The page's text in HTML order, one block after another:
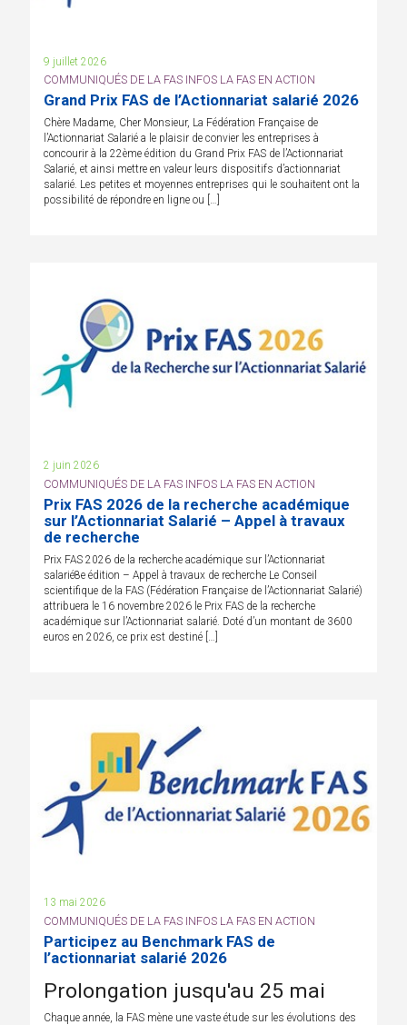
9 juillet 2026
COMMUNIQUÉS DE LA FAS INFOS LA FAS EN ACTION
Grand Prix FAS de l’Actionnariat salarié 2026
Chère Madame, Cher Monsieur, La Fédération Française de
l’Actionnariat Salarié a le plaisir de convier les entreprises à
concourir à la 22ème édition du Grand Prix FAS de l’Actionnariat
Salarié, et ainsi mettre en valeur leurs dispositifs d’actionnariat
salarié. Les petites et moyennes entreprises qui le souhaitent ont la
possibilité de répondre en ligne ou […]
2 juin 2026
COMMUNIQUÉS DE LA FAS INFOS LA FAS EN ACTION
Prix FAS 2026 de la recherche académique
sur l’Actionnariat Salarié – Appel à travaux
de recherche
Prix FAS 2026 de la recherche académique sur l’Actionnariat
salarié8e édition – Appel à travaux de recherche Le Conseil
scientifique de la FAS (Fédération Française de l’Actionnariat Salarié)
attribuera le 16 novembre 2026 le Prix FAS de la recherche
académique sur l’Actionnariat salarié. Doté d’un montant de 3600
euros en 2026, ce prix est destiné […]
13 mai 2026
COMMUNIQUÉS DE LA FAS INFOS LA FAS EN ACTION
Participez au Benchmark FAS de
l’actionnariat salarié 2026
Prolongation jusqu'au 25 mai
Chaque année, la FAS mène une vaste étude sur les évolutions des